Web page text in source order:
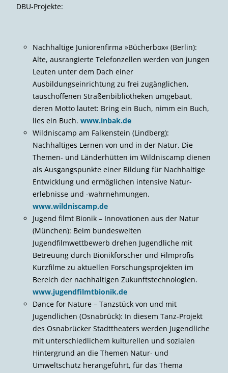
DBU-Projekte:
Nachhaltige Juniorenfirma »Bücherbox« (Berlin):
Alte, ausrangierte Telefon­zellen werden von jungen
Leuten unter dem Dach einer
Ausbildungseinrichtung zu frei zugänglichen,
tauschoffenen Straßenbibliotheken umgebaut,
deren Motto lautet: Bring ein Buch, nimm ein Buch,
lies ein Buch. www.inbak.de
Wildniscamp am Falkenstein (Lindberg):
Nachhaltiges Lernen von und in der Natur. Die
Themen- und Länderhütten im Wildniscamp dienen
als Ausgangspunkte einer Bildung für Nachhaltige
Entwicklung und ermöglichen intensive Natur­
erlebnisse und -wahrnehmungen.
www.wildniscamp.de
Jugend filmt Bionik – Innovationen aus der Natur
(München): Beim bundesweiten
Jugendfilmwettbewerb drehen Jugendliche mit
Betreuung durch Bionikforscher und Filmprofis
Kurzfilme zu aktuellen Forschungsprojekten im
Bereich der nachhaltigen Zukunftstechnologien.
www.jugendfilmtbionik.de
Dance for Nature – Tanzstück von und mit
Jugendlichen (Osnabrück): In diesem Tanz-Projekt
des Osnabrücker Stadttheaters werden Jugendliche
mit unterschiedlichem kulturellen und sozialen
Hintergrund an die Themen Natur- und
Umweltschutz herangeführt, für das Thema